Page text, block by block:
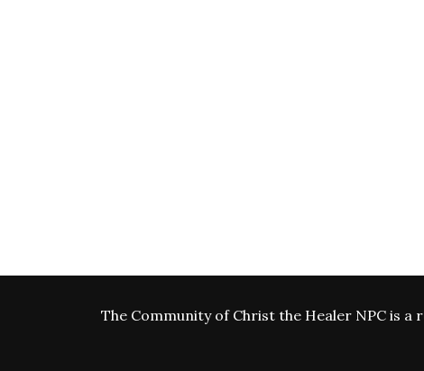
The Community of Christ the Healer NPC is